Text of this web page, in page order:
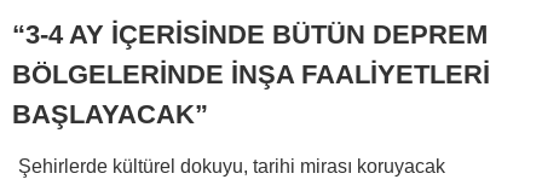
“3-4 AY İÇERİSİNDE BÜTÜN DEPREM
BÖLGELERİNDE İNŞA FAALİYETLERİ
BAŞLAYACAK”
Şehirlerde kültürel dokuyu, tarihi mirası koruyacak